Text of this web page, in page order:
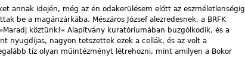
annak idején, még az én odakerülésem előtt az eszméletlenségig
be a magánzárkába. Mészáros József alezredesnek, a BRFK
köztünk!« Alapítvány kuratóriumában buzgólkodik, és a
nyugdíjas, nagyon tetszettek ezek a cellák, és az volt a
tíz olyan műintézményt létrehozni, mint amilyen a Bokor